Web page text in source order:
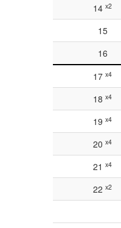
14 x2
15
16
17 x4
18 x4
19 x4
20 x4
21 x4
22 x2